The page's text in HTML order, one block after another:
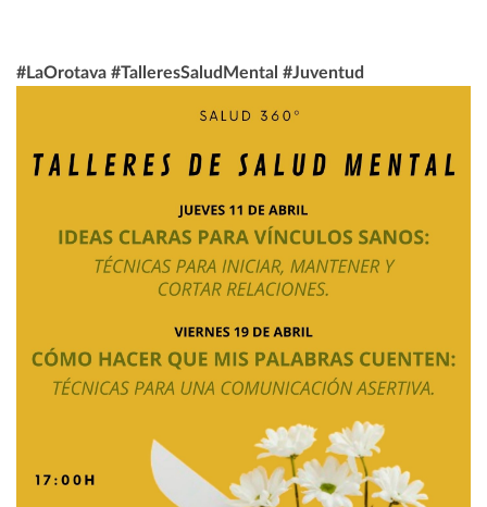
#LaOrotava #TalleresSaludMental #Juventud